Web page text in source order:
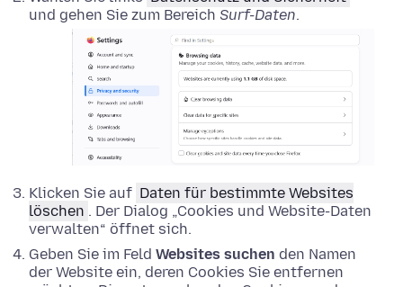
und gehen Sie zum Bereich Surf-Daten.
Klicken Sie auf Daten für bestimmte Websites
löschen . Der Dialog „Cookies und Website-Daten
verwalten“ öffnet sich.
Geben Sie im Feld Websites suchen den Namen
der Website ein, deren Cookies Sie entfernen